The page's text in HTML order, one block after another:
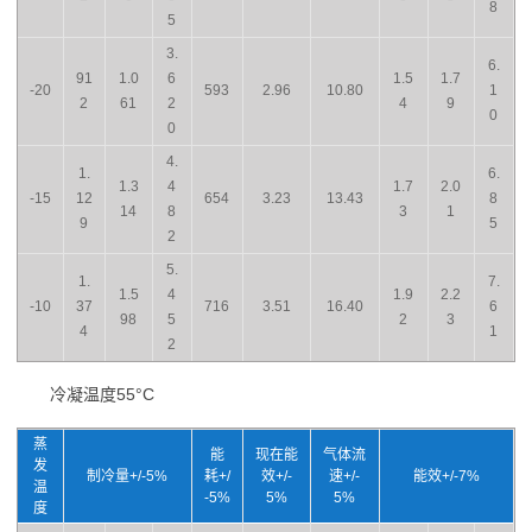
5
8
-20
91
2
1.0
61
3.
6
2
0
593 2.96 10.80
1.5
4
1.7
9
6.
1
0
-15
1.
12
9
1.3
14
4.
4
8
2
654 3.23 13.43
1.7
3
2.0
1
6.
8
5
-10
1.
37
4
1.5
98
5.
4
5
2
716 3.51 16.40
1.9
2
2.2
3
7.
6
1
冷凝温度55°C
蒸
发
温
度
制冷量+/-5%
能
耗+/
-5%
现在能
效+/-
5%
气体流
速+/-
5%
能效+/-7%